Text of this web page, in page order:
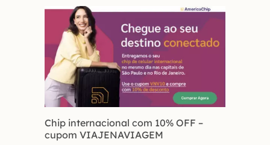
Chip internacional com 10% OFF –
cupom VIAJENAVIAGEM